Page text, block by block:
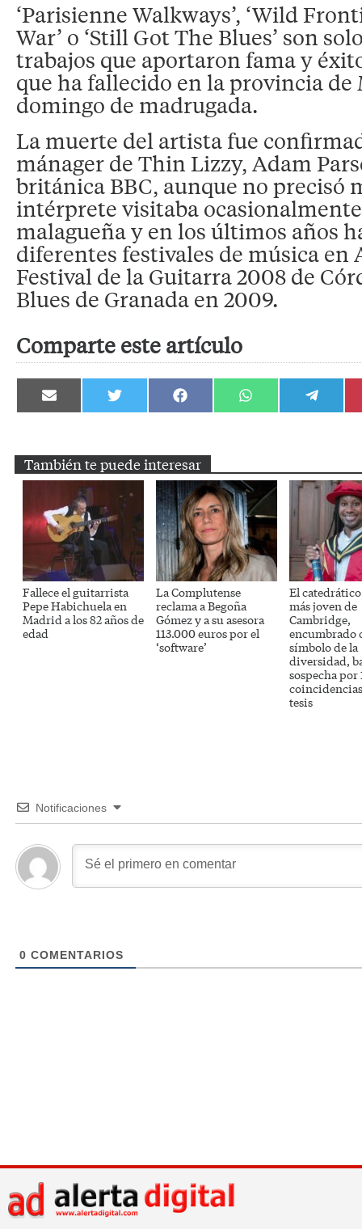
‘Parisienne Walkways’, ‘Wild
War’ o ‘Still Got The Blues’ son
trabajos que aportaron fama y
que ha fallecido en la provincia de
domingo de madrugada.
La muerte del artista fue
mánager de Thin Lizzy, Adam
británica BBC, aunque no precisó
intérprete visitaba
malagueña y en los últimos años
diferentes festivales de música en
Festival de la Guitarra 2008 de
Blues de Granada en 2009.
Comparte este artículo
Compartir
en
Compartir
en
Compartir
en
Compartir
en
Compartir
en
También te puede interesar
Fallece el guitarrista
Pepe Habichuela en
Madrid a los 82 años de
edad
La Complutense
reclama a Begoña
Gómez y a su asesora
113.000 euros por el
‘software’
El
más joven de
Cambridge,
encumbrado
símbolo de la
diversidad,
sospecha por
tesis
Notificaciones
0 COMENTARIOS